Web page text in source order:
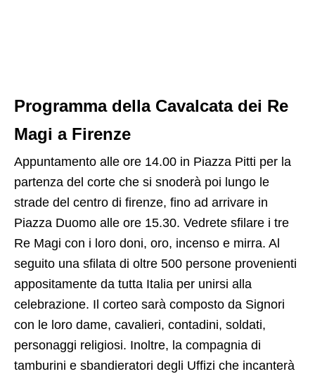
Programma della Cavalcata dei Re
Magi a Firenze
Appuntamento alle ore 14.00 in Piazza Pitti per la
partenza del corte che si snoderà poi lungo le
strade del centro di firenze, fino ad arrivare in
Piazza Duomo alle ore 15.30. Vedrete sfilare i tre
Re Magi con i loro doni, oro, incenso e mirra. Al
seguito una sfilata di oltre 500 persone provenienti
appositamente da tutta Italia per unirsi alla
celebrazione. Il corteo sarà composto da Signori
con le loro dame, cavalieri, contadini, soldati,
personaggi religiosi. Inoltre, la compagnia di
tamburini e sbandieratori degli Uffizi che incanterà